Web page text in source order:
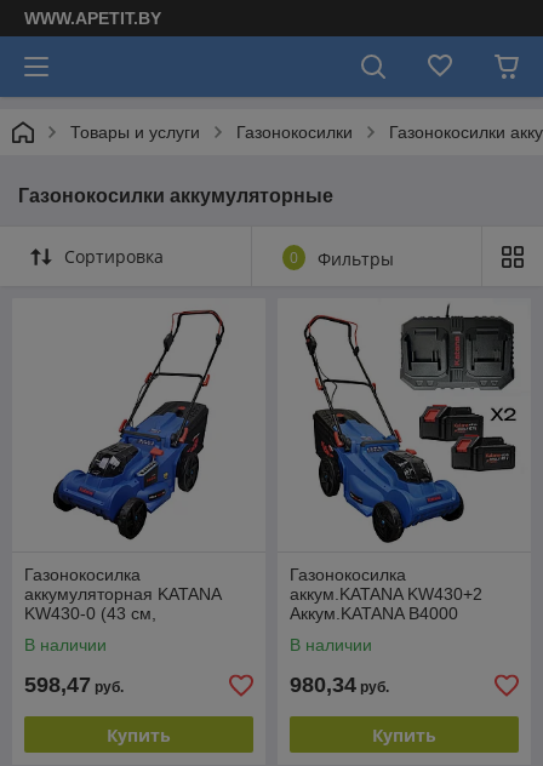
WWW.APETIT.BY
Товары и услуги Газонокосилки Газонокосилки
Газонокосилки аккумуляторные
Сортировка 0 Фильтры
Газонокосилка
аккумуляторная KATANA
KW430-0 (43 см,
мульчирование, без акк)
В наличии
598,47 руб.
Купить
Газонокосилка
аккум.KATANA KW430+2
Аккум.KATANA B4000
устр.KATANA С5000-1
В наличии
980,34 руб.
Купить